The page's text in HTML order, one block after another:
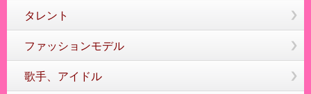
タレント
ファッションモデル
歌手、アイドル